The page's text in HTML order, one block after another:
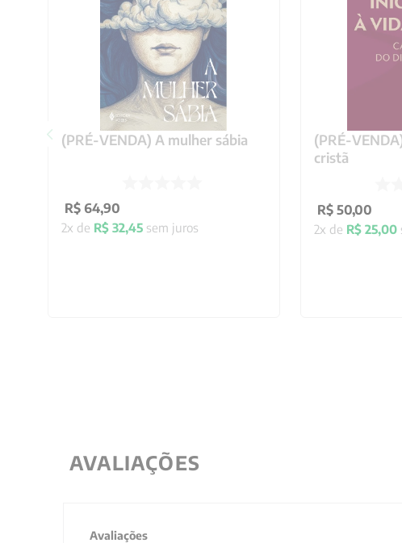
(PRÉ-VENDA) A mulher sábia
R$ 64,90
2x de R$ 32,45sem juros
(PRÉ-
cristã
R$ 50,00
2x de R$ 25,00
AVALIAÇÕES
Avaliações